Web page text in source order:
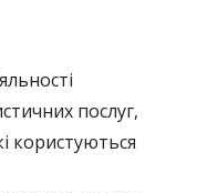
послуг,
користуються